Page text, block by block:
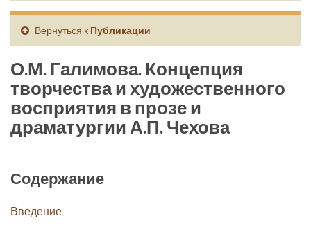
Вернуться к Публикации
О.М. Галимова. Концепция
творчества и художественного
восприятия в прозе и
драматургии А.П. Чехова
Содержание
Введение